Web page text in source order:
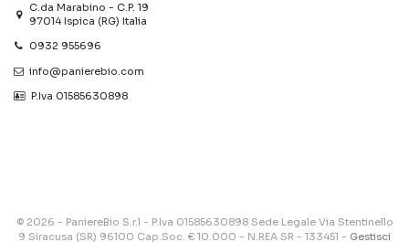
C.da Marabino - C.P. 19
97014 Ispica (RG) Italia
0932 955696
info@panierebio.com
‎‎‎‎‎ P.Iva 01585630898
© 2026 - PaniereBio S.r.l - P.Iva 01585630898 Sede Legale Via Stentinello
9 Siracusa (SR) 96100 Cap.Soc. € 10.000 - N.REA SR - 133451 - Gestisci